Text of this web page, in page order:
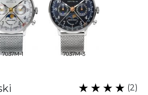
7037M-1 7037M-3
(2)